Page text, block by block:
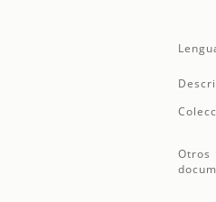
Otros